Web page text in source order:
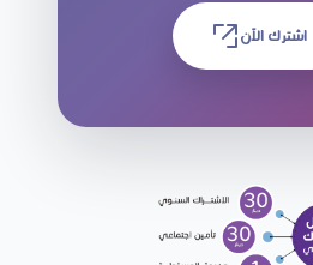
اشترك الآن